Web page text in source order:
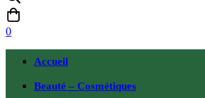
0
Accueil
Beauté – Cosmétiques